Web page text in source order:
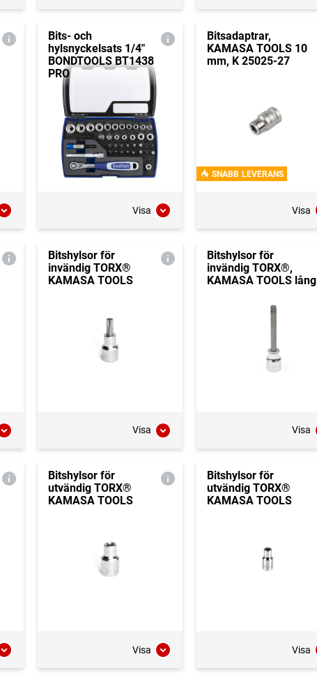
Bits- och
hylsnyckelsats 1/4"
BONDTOOLS BT1438
PRO
Visa
Bitsadaptrar,
KAMASA TOOLS 10
mm, K 25025-27
SNABB LEVERANS
Visa
Bitshylsor för
invändig TORX®
KAMASA TOOLS
Visa
Bitshylsor för
invändig TORX®,
KAMASA TOOLS lång
Visa
Bitshylsor för
utvändig TORX®
KAMASA TOOLS
Visa
Bitshylsor för
utvändig TORX®
KAMASA TOOLS
Visa